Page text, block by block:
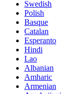
Swedish
Polish
Basque
Catalan
Esperanto
Hindi
Lao
Albanian
Amharic
Armenian